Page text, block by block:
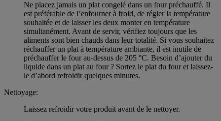
Ne placez jamais un plat congelé dans un four préchauffé. Il
est préférable de l’enfourner à froid, de régler la température
souhaitée et de laisser les deux monter en température
simultanément. Avant de servir, vérifiez toujours que les
aliments sont bien chauds dans leur totalité. Si vous souhaitez
réchauffer un plat à température ambiante, il est inutile de
préchauffer le four au-dessus de 205 °C. Besoin d’ajouter du
liquide dans un plat au four ? Sortez le plat du four et laissez-
le d’abord refroidir quelques minutes.
Nettoyage:
Laissez refroidir votre produit avant de le nettoyer.